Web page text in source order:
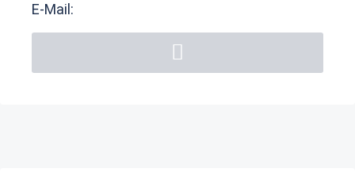
E-Mail: